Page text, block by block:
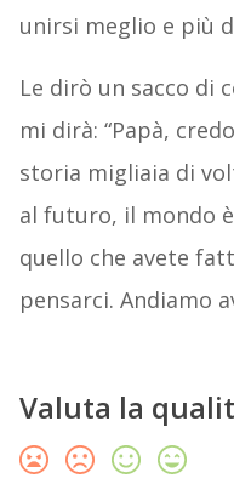
unirsi meglio e più
Le dirò un sacco di
mi dirà: “Papà,
storia migliaia di
al futuro, il mondo
quello che avete
pensarci. Andiamo
Valuta la